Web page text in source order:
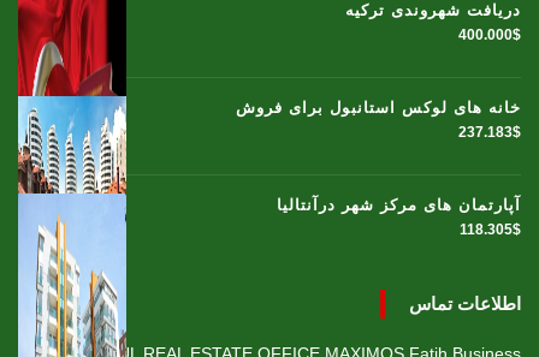
دریافت شهروندی ترکیه
400.000$
خانه های لوکس استانبول برای فروش
237.183$
آپارتمان های مرکز شهر درآنتالیا
118.305$
اطلاعات تماس